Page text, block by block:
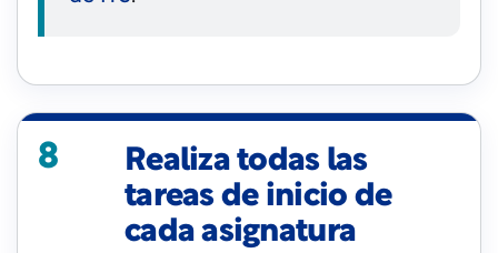
8
Realiza todas las
tareas de inicio de
cada asignatura